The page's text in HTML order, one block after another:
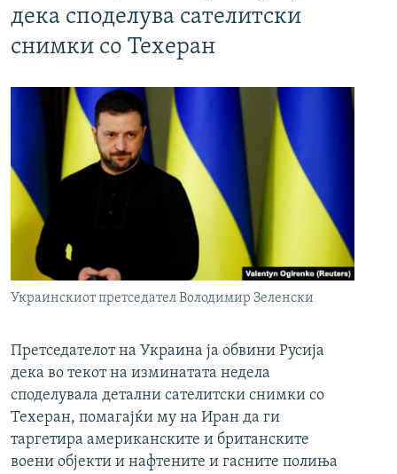
дека споделува сателитски
снимки со Техеран
Украинскиот претседател Володимир Зеленски
Претседателот на Украина ја обвини Русија
дека во текот на изминатата недела
споделувала детални сателитски снимки со
Техеран, помагајќи му на Иран да ги
таргетира американските и британските
воени објекти и нафтените и гасните полиња